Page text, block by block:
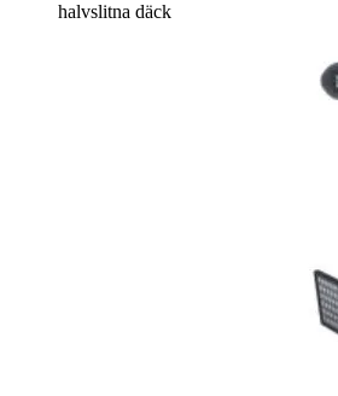
halvslitna däck